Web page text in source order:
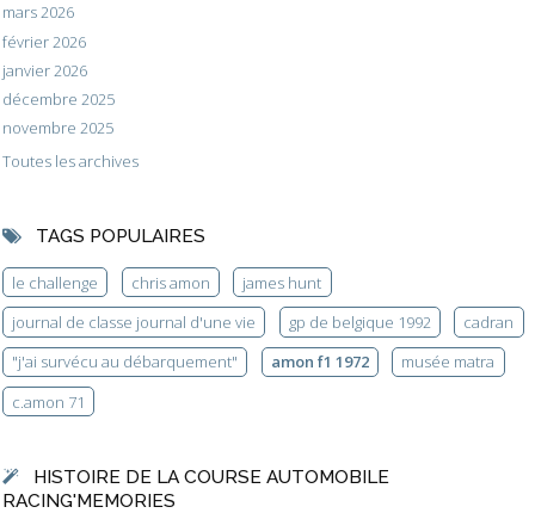
mars 2026
février 2026
janvier 2026
décembre 2025
novembre 2025
Toutes les archives
TAGS POPULAIRES
le challenge chris amon
james hunt
journal de classe journal d'une vie
gp de belgique 1992
cadran
"j'ai survécu au débarquement"
amon f1 1972
musée matra
c.amon 71
HISTOIRE DE LA COURSE AUTOMOBILE
RACING'MEMORIES